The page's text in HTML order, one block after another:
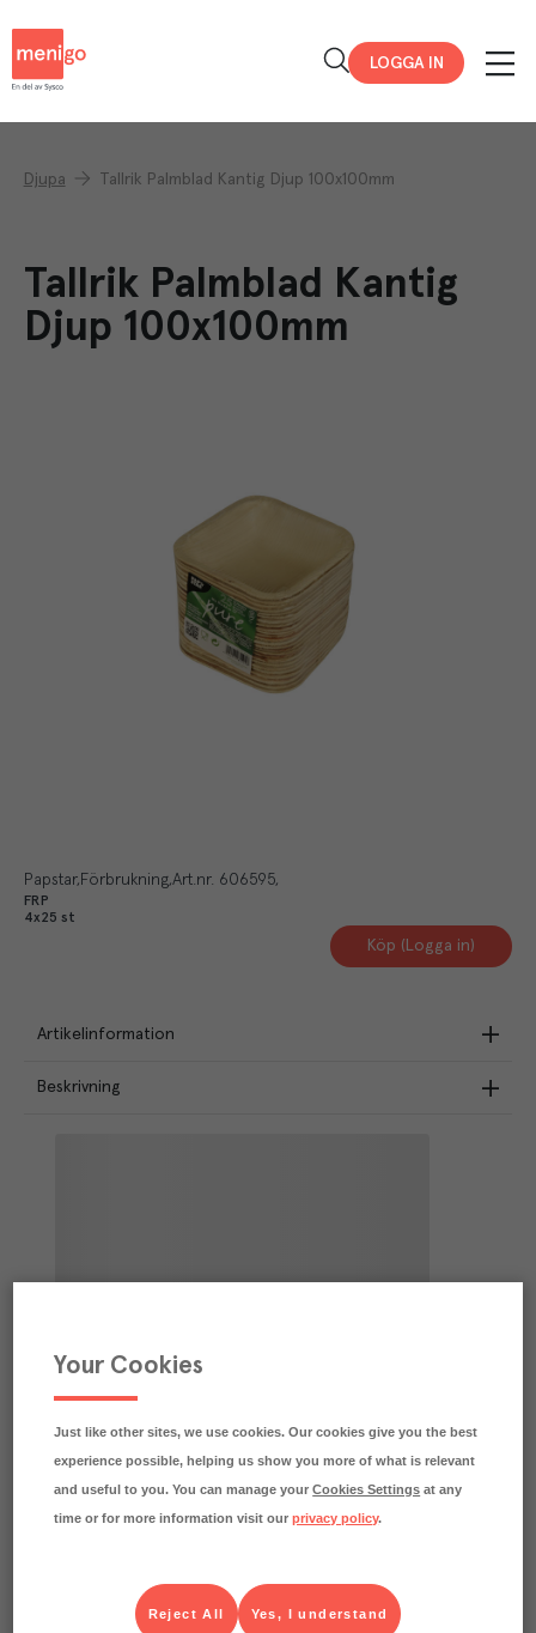
LOGGA IN
Djupa Tallrik Palmblad Kantig Djup 100x100mm
Tallrik Palmblad Kantig
Djup 100x100mm
Papstar Förbrukning Art.nr. 606595
FRP
4x25 st
Köp (Logga in)
Artikelinformation
Beskrivning
Your Cookies
Just like other sites, we use cookies. Our cookies give you the best
experience possible, helping us show you more of what is relevant
and useful to you. You can manage yourCookies Settings at any
time or for more information visit ourprivacy policy.
Yes, I understand
Reject All